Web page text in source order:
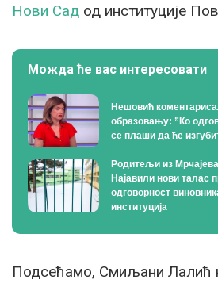
Нови Сад од институције
Можда ће вас интересовати
Нешовић
образовању: ”Ко
се плаши да ће
Родитељи из
Најавили нови талас
одговорност
институција
Подсећамо, Смиљани Лалић